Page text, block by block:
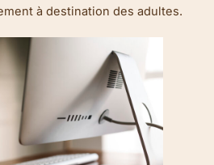
à destination des adultes.